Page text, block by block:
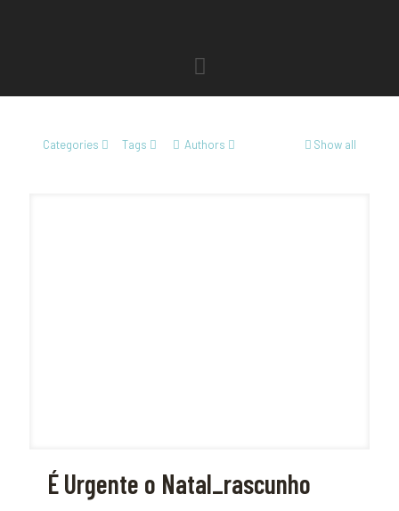
Categories Tags Authors Show all
É Urgente o Natal_rascunho